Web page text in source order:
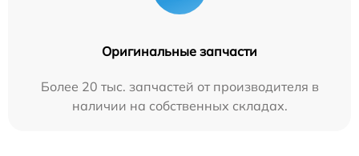
Оригинальные запчасти
Более 20 тыс. запчастей от производителя в
наличии на собственных складах.